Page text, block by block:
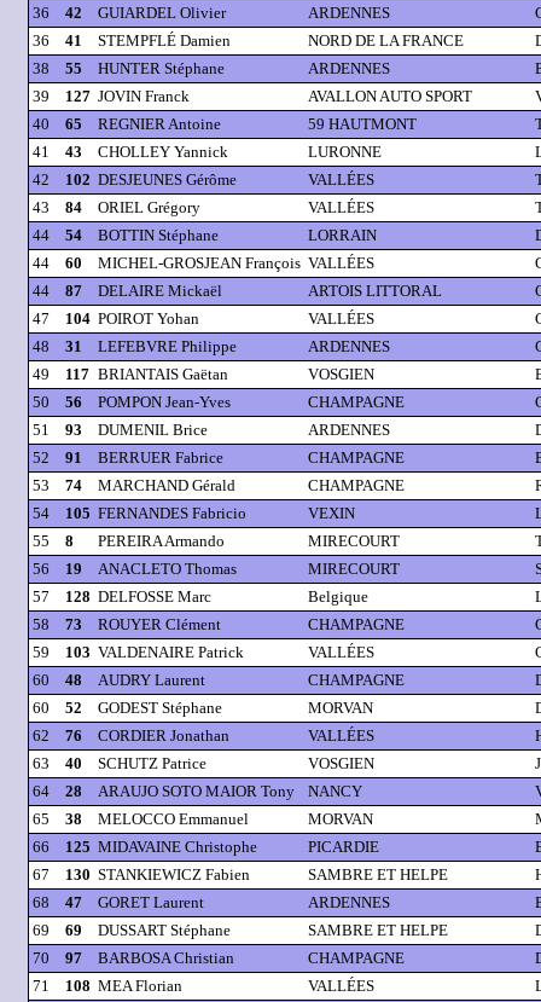
36
42 GUIARDEL Olivier ARDENNES
36
41 STEMPFLÉ Damien NORD DE LA FRANCE
38
55 HUNTER Stéphane ARDENNES
39
127 JOVIN Franck AVALLON AUTO SPORT
40
65 REGNIER Antoine 59 HAUTMONT
41
43 CHOLLEY Yannick LURONNE
42
102 DESJEUNES Gérôme VALLÉES
43
84 ORIEL Grégory VALLÉES
44
54 BOTTIN Stéphane LORRAIN
44
60 MICHEL-GROSJEAN François VALLÉES
44
87 DELAIRE Mickaël ARTOIS LITTORAL
47
104 POIROT Yohan VALLÉES
48
31 LEFEBVRE Philippe ARDENNES
49
117 BRIANTAIS Gaëtan VOSGIEN
50
56 POMPON Jean-Yves CHAMPAGNE
51
93 DUMENIL Brice ARDENNES
52
91 BERRUER Fabrice CHAMPAGNE
53
74 MARCHAND Gérald CHAMPAGNE
54
105 FERNANDES Fabricio VEXIN
55
8 PEREIRA Armando MIRECOURT
56
19 ANACLETO Thomas MIRECOURT
57
128 DELFOSSE Marc Belgique
58
73 ROUYER Clément CHAMPAGNE
59
103 VALDENAIRE Patrick VALLÉES
60
48 AUDRY Laurent CHAMPAGNE
60
52 GODEST Stéphane MORVAN
62
76 CORDIER Jonathan VALLÉES
63
40 SCHUTZ Patrice VOSGIEN
64
28 ARAUJO SOTO MAIOR Tony NANCY
65
38 MELOCCO Emmanuel MORVAN
66
125 MIDAVAINE Christophe PICARDIE
67
130 STANKIEWICZ Fabien SAMBRE ET HELPE
68
47 GORET Laurent ARDENNES
69
69 DUSSART Stéphane SAMBRE ET HELPE
70
97 BARBOSA Christian CHAMPAGNE
71
108 MEA Florian VALLÉES